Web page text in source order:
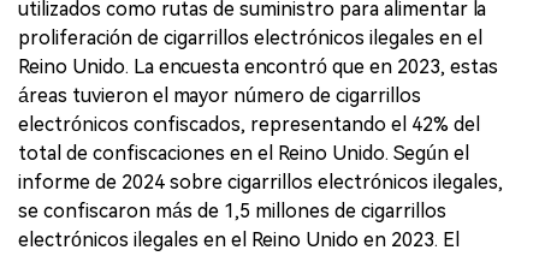
utilizados como rutas de suministro para alimentar la
proliferación de cigarrillos electrónicos ilegales en el
Reino Unido. La encuesta encontró que en 2023, estas
áreas tuvieron el mayor número de cigarrillos
electrónicos confiscados, representando el 42% del
total de confiscaciones en el Reino Unido. Según el
informe de 2024 sobre cigarrillos electrónicos ilegales,
se confiscaron más de 1,5 millones de cigarrillos
electrónicos ilegales en el Reino Unido en 2023. El